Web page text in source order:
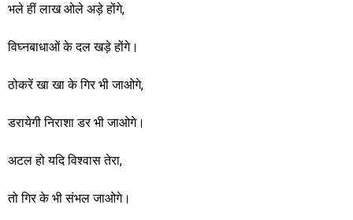
भले हीं लाख ओले अड़े होंगे,
विघ्नबाधाओं के दल खड़े होंगे।
ठोकरें खा खा के गिर भी जाओगे,
डरायेगी निराशा डर भी जाओगे।
अटल हो यदि विश्वास तेरा,
तो गिर के भी संभल जाओगे।